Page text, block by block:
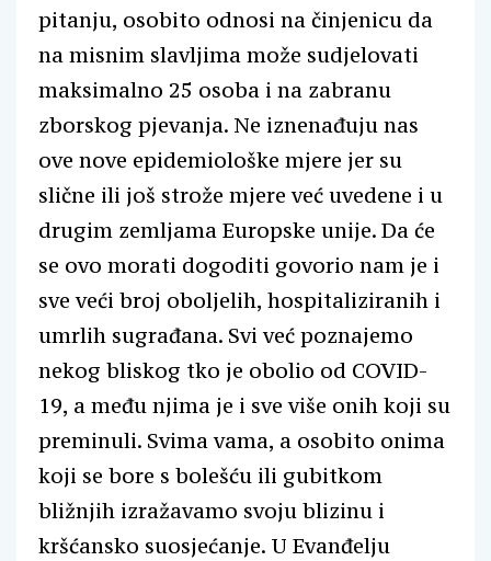
pitanju, osobito odnosi na činjenicu da
na misnim slavljima može sudjelovati
maksimalno 25 osoba i na zabranu
zborskog pjevanja. Ne iznenađuju nas
ove nove epidemiološke mjere jer su
slične ili još strože mjere već uvedene i u
drugim zemljama Europske unije. Da će
se ovo morati dogoditi govorio nam je i
sve veći broj oboljelih, hospitaliziranih i
umrlih sugrađana. Svi već poznajemo
nekog bliskog tko je obolio od COVID-
19, a među njima je i sve više onih koji su
preminuli. Svima vama, a osobito onima
koji se bore s bolešću ili gubitkom
bližnjih izražavamo svoju blizinu i
kršćansko suosjećanje. U Evanđelju